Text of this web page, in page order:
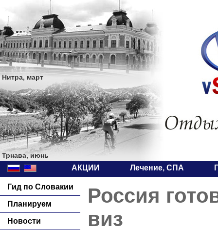
Нитра, март
Трнава, июнь
АКЦИИ Лечение, СПА
Гид по Словакии
Планируем
Новости
Россия
виз